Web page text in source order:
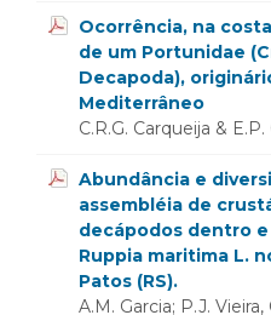
Ocorrência, na
de um Portunidae
Decapoda),
Mediterrâneo
C.R.G. Carqueija &
Abundância e
assembléia de
decápodos dentro
Ruppia maritima L.
Patos (RS).
A.M. Garcia; P.J.